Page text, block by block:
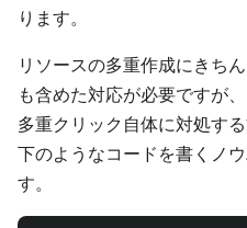
ります。
リソースの多重作成にきち
も含めた対応が必要ですが、
多重クリック自体に対処す
下のようなコードを書くノ
す。